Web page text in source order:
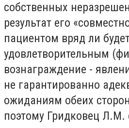
собственных
результат его
пациентом вряд ли
удовлетворительным
вознаграждение -
не гарантированно
ожиданиям обеих
поэтому Гридковец Л.М.